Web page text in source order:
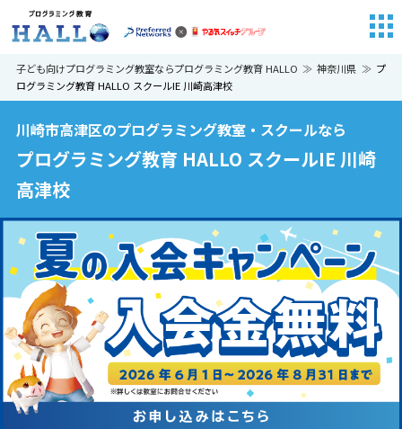
子ども向けプログラミング教室ならプログラミング教育 HALLO 神奈川県
プ
ログラミング教育 HALLO スクールIE 川崎高津校
川崎市高津区のプログラミング教室・スクールなら
プログラミング教育 HALLO スクールIE 川崎
高津校